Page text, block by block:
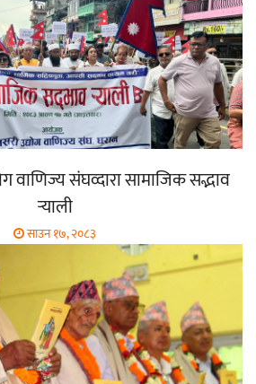
वाणिज्य संघव्दारा सामाजिक सद्भाव
र्‍याली
साउन १७, २०८३